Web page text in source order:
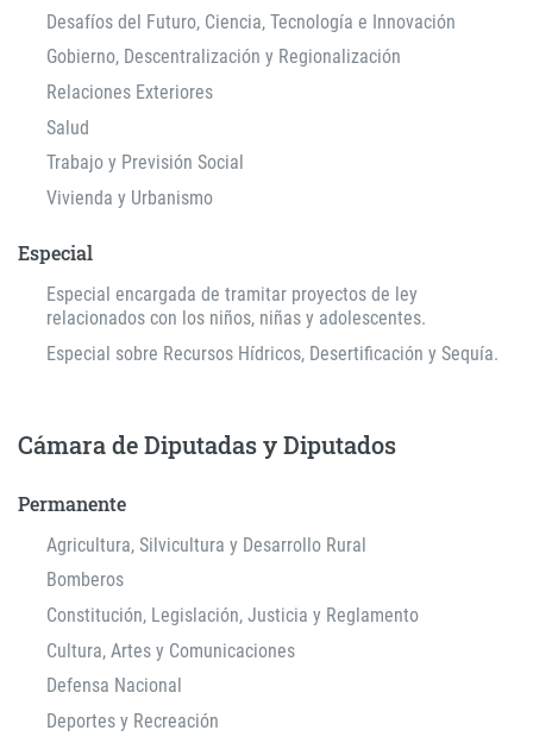
Desafíos del Futuro, Ciencia, Tecnología e Innovación
Gobierno, Descentralización y Regionalización
Relaciones Exteriores
Salud
Trabajo y Previsión Social
Vivienda y Urbanismo
Especial
Especial encargada de tramitar proyectos de ley
relacionados con los niños, niñas y adolescentes.
Especial sobre Recursos Hídricos, Desertificación y Sequía.
Cámara de Diputadas y Diputados
Permanente
Agricultura, Silvicultura y Desarrollo Rural
Bomberos
Constitución, Legislación, Justicia y Reglamento
Cultura, Artes y Comunicaciones
Defensa Nacional
Deportes y Recreación